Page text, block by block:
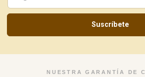
Suscríbete
NUESTRA GARANTÍA DE